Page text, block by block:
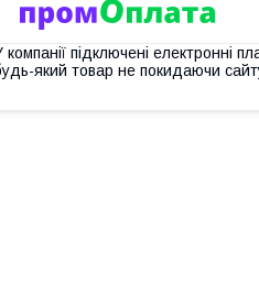
компанії підключені електронні
який товар не покидаючи